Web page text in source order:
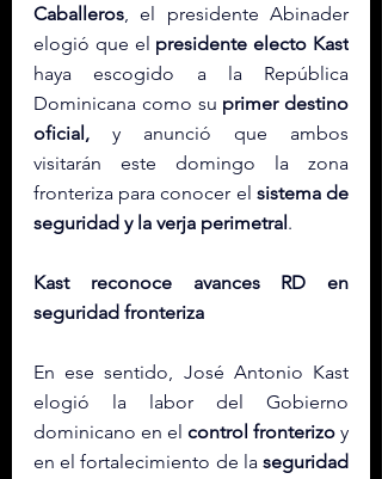
Caballeros, el presidente Abinader
elogió que el presidente electo Kast
haya escogido a la República
Dominicana como su primer destino
oficial, y anunció que ambos
visitarán este domingo la zona
fronteriza para conocer el sistema de
seguridad y la verja perimetral .
Kast reconoce avances RD en
seguridad fronteriza
En ese sentido, José Antonio Kast
elogió la labor del Gobierno
dominicano en el control fronterizo y
en el fortalecimiento de la seguridad